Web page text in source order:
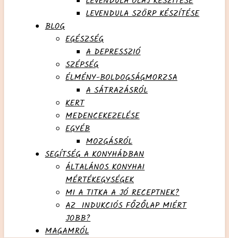
LEVENDULA SZÖRP KÉSZÍTÉSE
BLOG
EGÉSZSÉG
A DEPRESSZIÓ
SZÉPSÉG
ÉLMÉNY-BOLDOGSÁGMORZSA
A SÁTRAZÁSRÓL
KERT
MEDENCEKEZELÉSE
EGYÉB
MOZGÁSRÓL
SEGÍTSÉG A KONYHÁDBAN
ÁLTALÁNOS KONYHAI
MÉRTÉKEGYSÉGEK
MI A TITKA A JÓ RECEPTNEK?
AZ INDUKCIÓS FŐZŐLAP MIÉRT
JOBB?
MAGAMRÓL